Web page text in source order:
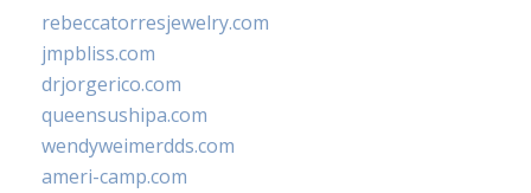
rebeccatorresjewelry.com
jmpbliss.com
drjorgerico.com
queensushipa.com
wendyweimerdds.com
ameri-camp.com